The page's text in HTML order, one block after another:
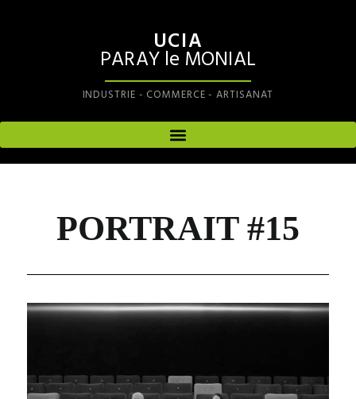
UCIA
PARAY le MONIAL
INDUSTRIE - COMMERCE - ARTISANAT
PORTRAIT #15